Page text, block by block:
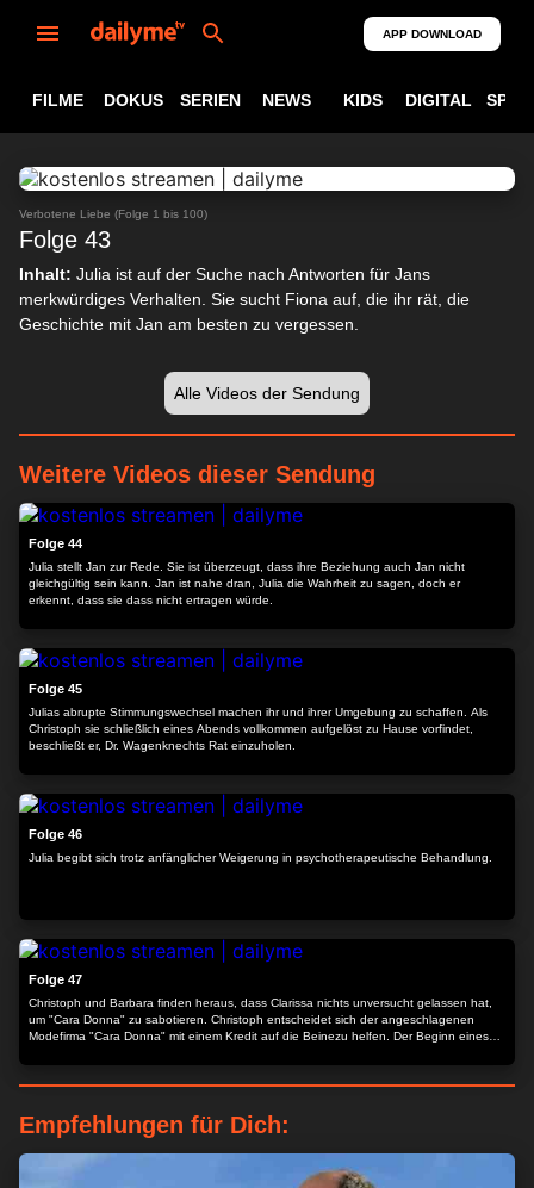
APP DOWNLOAD
FILME DOKUS SERIEN NEWS KIDS DIGITAL
Verbotene Liebe (Folge 1 bis 100)
Folge 43
Inhalt: Julia ist auf der Suche nach Antworten für Jans
merkwürdiges Verhalten. Sie sucht Fiona auf, die ihr rät, die
Geschichte mit Jan am besten zu vergessen.
Alle Videos der Sendung
Weitere Videos dieser Sendung
Folge 44
Julia stellt Jan zur Rede. Sie ist überzeugt, dass ihre Beziehung auch Jan nicht
gleichgültig sein kann. Jan ist nahe dran, Julia die Wahrheit zu sagen, doch er
erkennt, dass sie dass nicht ertragen würde.
Folge 45
Julias abrupte Stimmungswechsel machen ihr und ihrer Umgebung zu schaffen. Als
Christoph sie schließlich eines Abends vollkommen aufgelöst zu Hause vorfindet,
beschließt er, Dr. Wagenknechts Rat einzuholen.
Folge 46
Julia begibt sich trotz anfänglicher Weigerung in psychotherapeutische Behandlung.
Folge 47
Christoph und Barbara finden heraus, dass Clarissa nichts unversucht gelassen hat,
um "Cara Donna" zu sabotieren. Christoph entscheidet sich der angeschlagenen
Modefirma "Cara Donna" mit einem Kredit auf die Beinezu helfen. Der Beginn eines
Empfehlungen für Dich: